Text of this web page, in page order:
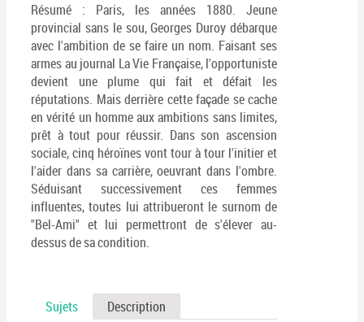
Résumé : Paris, les années 1880. Jeune
provincial sans le sou, Georges Duroy débarque
avec l'ambition de se faire un nom. Faisant ses
armes au journal La Vie Française, l'opportuniste
devient une plume qui fait et défait les
réputations. Mais derrière cette façade se cache
en vérité un homme aux ambitions sans limites,
prêt à tout pour réussir. Dans son ascension
sociale, cinq héroïnes vont tour à tour l'initier et
l'aider dans sa carrière, oeuvrant dans l'ombre.
Séduisant successivement ces femmes
influentes, toutes lui attribueront le surnom de
"Bel-Ami" et lui permettront de s'élever au-
dessus de sa condition.
Sujets Description